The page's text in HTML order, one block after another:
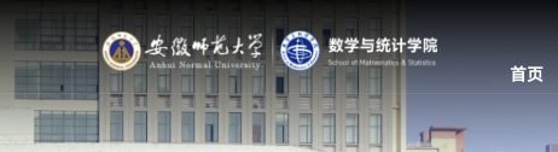
首页